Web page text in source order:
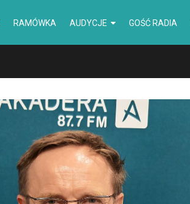
RAMÓWKA AUDYCJE GOŚĆ RADIA